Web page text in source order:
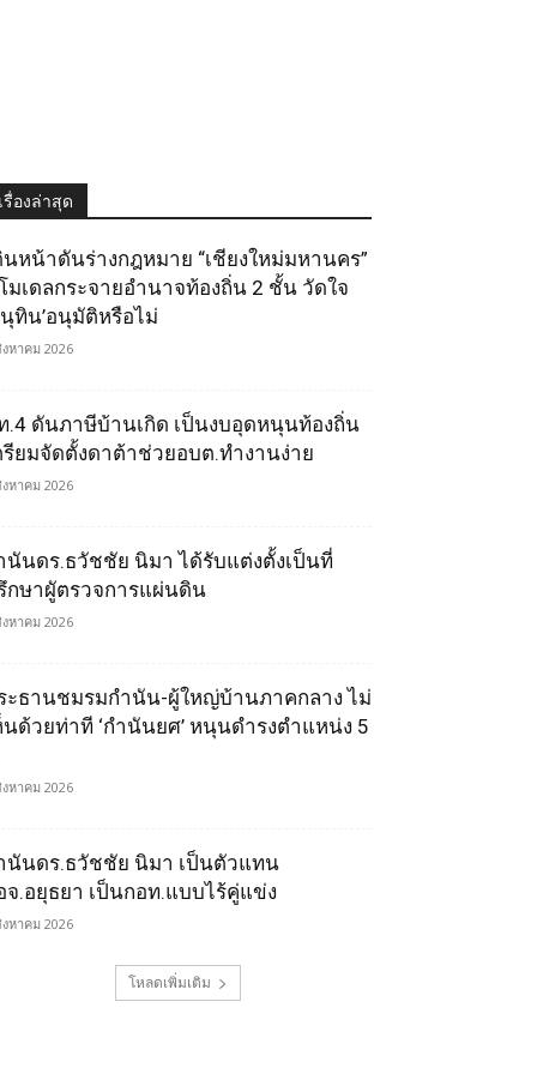
เรื่องล่าสุด
นหน้าดันร่างกฎหมาย “เชียงใหม่มหานคร”
มเดลกระจายอำนาจท้องถิ่น 2 ชั้น วัดใจ
นุทิน’อนุมัติหรือไม่
หาคม 2026
.4 ดันภาษีบ้านเกิด เป็นงบอุดหนุนท้องถิ่น
รียมจัดตั้งดาต้าช่วยอบต.ทำงานง่าย
หาคม 2026
นันดร.ธวัชชัย นิมา ได้รับแต่งตั้งเป็นที่
กษาผูัตรวจการแผ่นดิน
หาคม 2026
ะธานชมรมกำนัน-ผู้ใหญ่บ้านภาคกลาง ไม่
นด้วยท่าที ‘กำนันยศ’ หนุนดำรงตำแหน่ง 5
หาคม 2026
นันดร.ธวัชชัย นิมา เป็นตัวแทน
จ.อยุธยา เป็นกอท.แบบไร้คู่แข่ง
หาคม 2026
โหลดเพิ่มเติม